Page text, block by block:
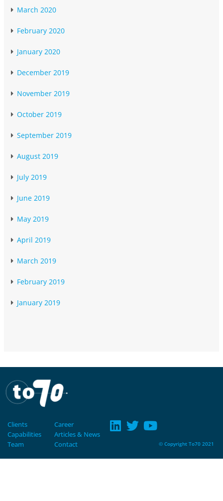
March 2020
February 2020
January 2020
December 2019
November 2019
October 2019
September 2019
August 2019
July 2019
June 2019
May 2019
April 2019
March 2019
February 2019
January 2019
Clients
Capabilities
Team
Career
Articles & News
Contact
© Copyright To70 2021